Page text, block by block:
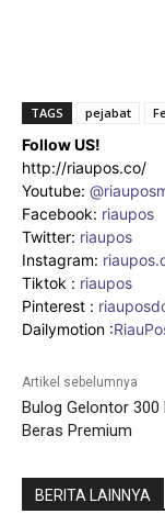
TAGS pejabat
Follow US!
http://riaupos.co/
Youtube:
Facebook: riaupos
Twitter: riaupos
Instagram:
Tiktok : riaupos
Pinterest :
Dailymotion :
Artikel sebelumnya
Bulog Gelontor 300
Beras Premium
BERITA LAINNYA